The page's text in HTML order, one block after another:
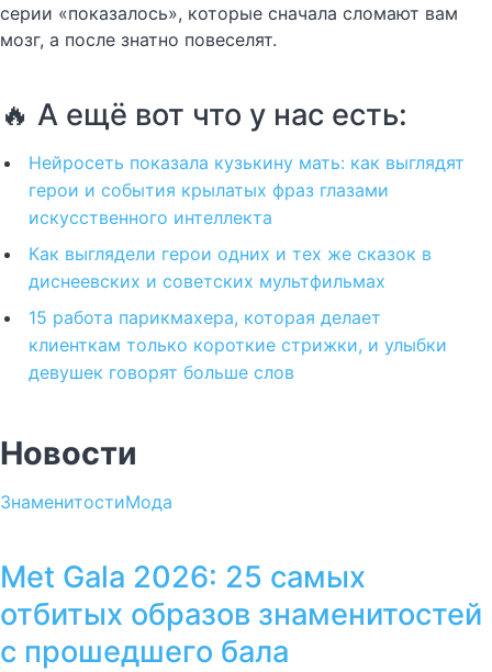
серии «показалось», которые сначала сломают вам
мозг, а после знатно повеселят.
🔥 А ещё вот что у нас есть:
Нейросеть показала кузькину мать: как выглядят
герои и события крылатых фраз глазами
искусственного интеллекта
Как выглядели герои одних и тех же сказок в
диснеевских и советских мультфильмах
15 работа парикмахера, которая делает
клиенткам только короткие стрижки, и улыбки
девушек говорят больше слов
Новости
ЗнаменитостиМода
Met Gala 2026: 25 самых
отбитых образов знаменитостей
с прошедшего бала